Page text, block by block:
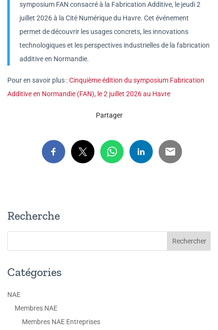
symposium FAN consacré à la Fabrication Additive, le jeudi 2
juillet 2026 à la Cité Numérique du Havre. Cet événement
permet de découvrir les usages concrets, les innovations
technologiques et les perspectives industrielles de la fabrication
additive en Normandie.
Pour en savoir plus :Cinquième édition du symposium Fabrication
Additive en Normandie (FAN), le 2 juillet 2026 au Havre
Partager
Recherche
Catégories
NAE
Membres NAE
Membres NAE Entreprises